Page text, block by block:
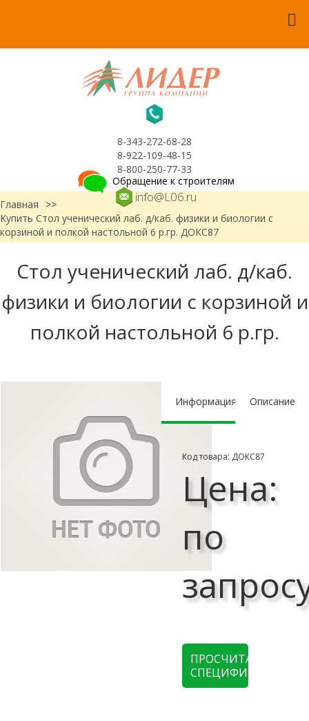
8-343-272-68-28
8-922-109-48-15
8-800-250-77-33
info@L06.ru
Обращение к строителям
Главная
>>
Купить Стол ученический лаб. д/каб. физики и биологии с
корзиной и полкой настольной 6 р.гр. ДОКС87
Стол ученический лаб. д/каб.
физики и биологии с корзиной и
полкой настольной 6 р.гр.
Информация Описание
Код товара: ДОКС87
Цена:
по
ПРОСЧИТАТЬ
СПЕЦИФИКАЦИЮ